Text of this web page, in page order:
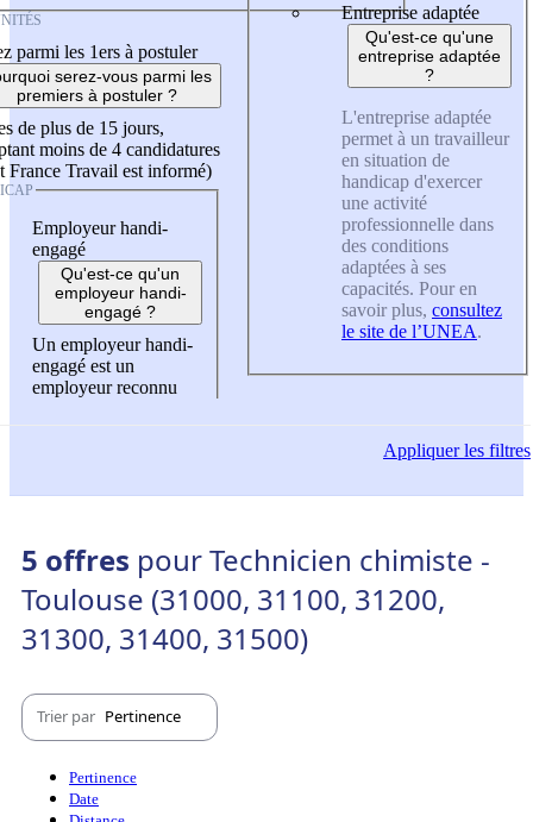
parmi les 1ers à postuler
serez-vous parmi les
premiers à postuler ?
de plus de 15 jours,
moins de 4 candidatures
France Travail est informé)
Employeur handi-
engagé
Qu'est-ce qu'un
employeur handi-
engagé ?
Un employeur handi-
engagé est un
employeur reconnu
Entreprise adaptée
Qu'est-ce qu'une
entreprise adaptée
?
L'entreprise adaptée
permet à un travailleur
en situation de
handicap d'exercer
une activité
professionnelle dans
des conditions
adaptées à ses
capacités. Pour en
savoir plus, consultez
le site de l’UNEA.
Appliquerles filtres
5 offres pour Technicien chimiste -
Toulouse (31000, 31100, 31200,
31300, 31400, 31500)
Trier par Pertinence
Pertinence
Date